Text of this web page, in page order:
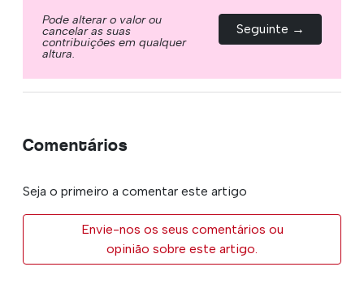
Pode alterar o valor ou
cancelar as suas
contribuições em qualquer
altura.
Seguinte →
Comentários
Seja o primeiro a comentar este artigo
Envie-nos os seus comentários ou
opinião sobre este artigo.